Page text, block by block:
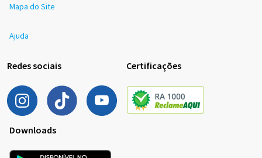
Mapa do Site
Ajuda
Redes sociais Certificações
Downloads